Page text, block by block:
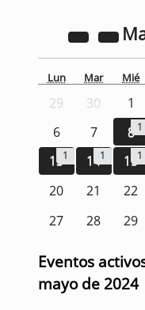
Lun Mar Mié
29 30 1
6
7 8 1
131 141 151
20
21 22
27
28 29
Eventos
mayo de 2024